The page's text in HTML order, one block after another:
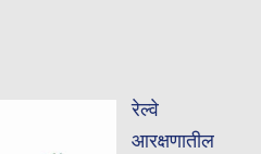
रेल्वे
आरक्षणातील